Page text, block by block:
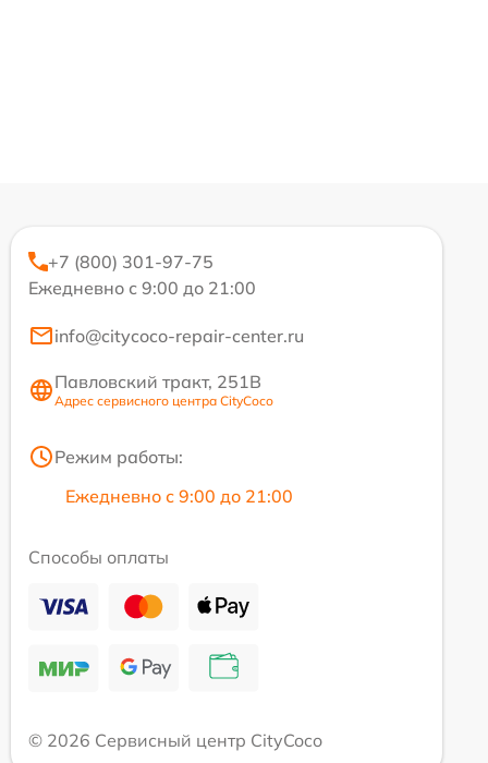
+7 (800) 301-97-75
Ежедневно с 9:00 до 21:00
info@citycoco-repair-center.ru
Павловский тракт, 251В
Адрес сервисного центра CityCoco
Режим работы:
Ежедневно с 9:00 до 21:00
Способы оплаты
© 2026 Сервисный центр CityCoco